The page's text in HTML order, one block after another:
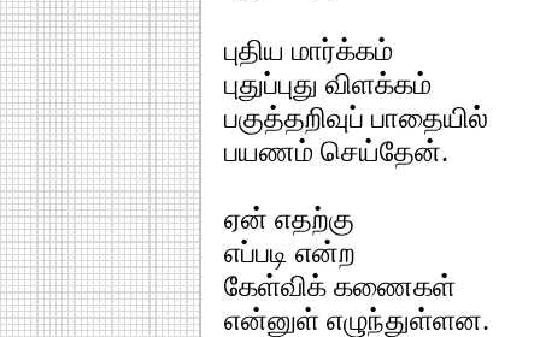
புதிய மார்க்கம்
புதுப்புது விளக்கம்
பகுத்தறிவுப் பாதையில்
பயணம் செய்தேன்.
ஏன் எதற்கு
எப்படி என்ற
கேள்விக் கணைகள்
என்னுள் எழுந்துள்ளன.